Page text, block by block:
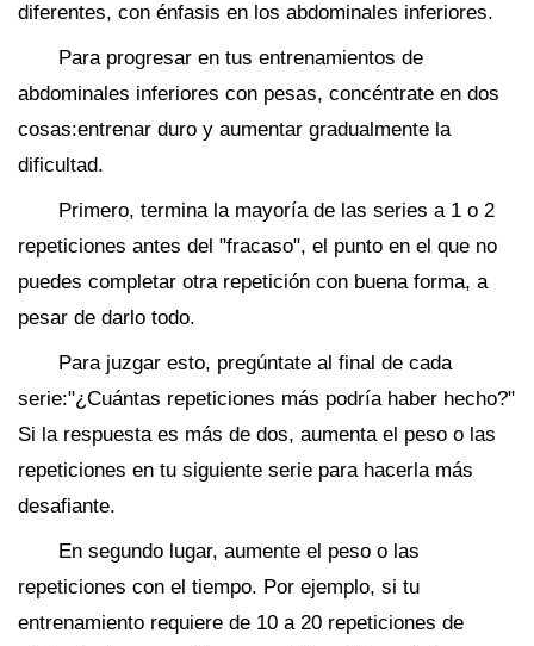
diferentes, con énfasis en los abdominales inferiores.
Para progresar en tus entrenamientos de
abdominales inferiores con pesas, concéntrate en dos
cosas:entrenar duro y aumentar gradualmente la
dificultad.
Primero, termina la mayoría de las series a 1 o 2
repeticiones antes del "fracaso", el punto en el que no
puedes completar otra repetición con buena forma, a
pesar de darlo todo.
Para juzgar esto, pregúntate al final de cada
serie:"¿Cuántas repeticiones más podría haber hecho?"
Si la respuesta es más de dos, aumenta el peso o las
repeticiones en tu siguiente serie para hacerla más
desafiante.
En segundo lugar, aumente el peso o las
repeticiones con el tiempo. Por ejemplo, si tu
entrenamiento requiere de 10 a 20 repeticiones de